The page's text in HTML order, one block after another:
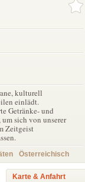
kulturell
einlädt.
Getränke- und
sich von unserer
Zeitgeist
Österreichisch
Karte & Anfahrt